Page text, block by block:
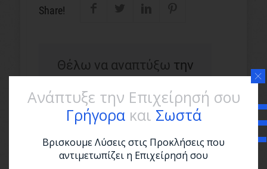
Share!
Θέλω να αναπτύξω την
Ενδιαφέρουν επίσης...
Ανάπτυξε την Επιχείρησή σου
Γρήγορα και Σωστά
Βρισκουμε Λύσεις στις Προκλήσεις που
αντιμετωπίζει η Επιχείρησή σου